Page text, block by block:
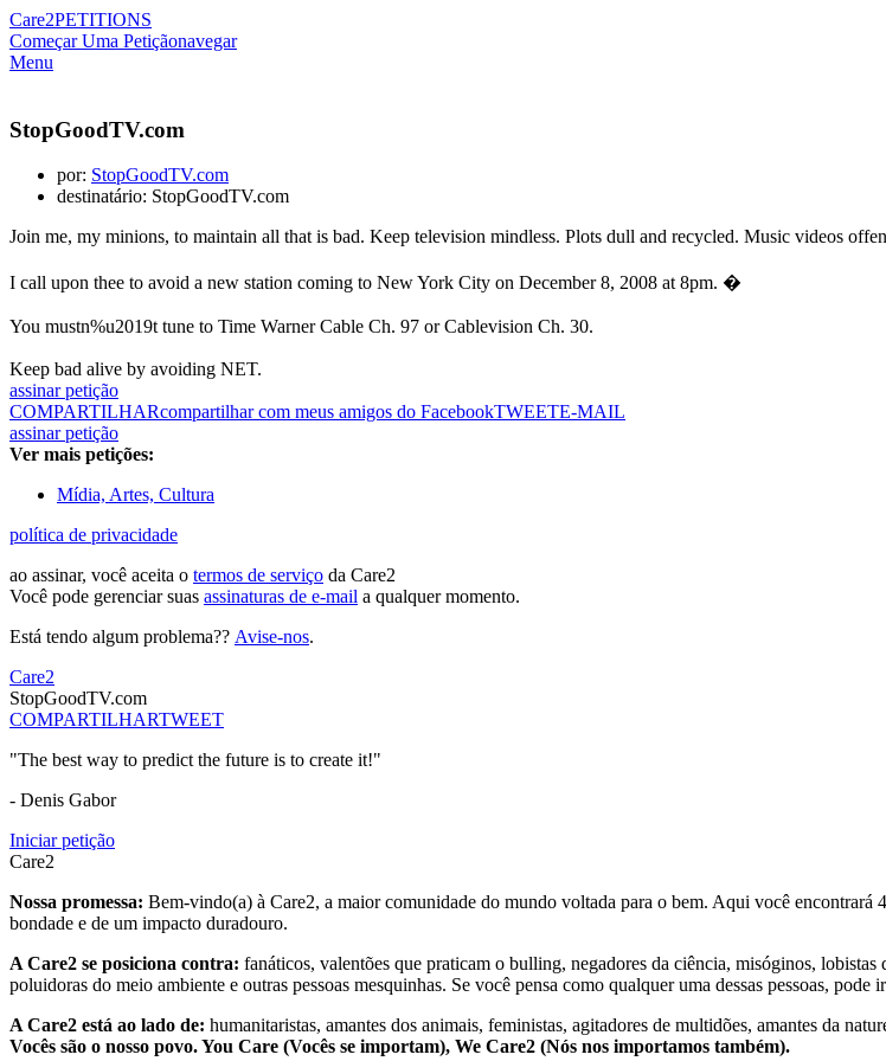
Care2PETITIONS
Começar Uma Petiçãonavegar
Menu
StopGoodTV.com
por: StopGoodTV.com
destinatário: StopGoodTV.com
Join me, my minions, to maintain all that is bad. Keep television mindless. Plots dull and recycled. Music videos
I call upon thee to avoid a new station coming to New York City on December 8, 2008 at 8pm. �
You mustn%u2019t tune to Time Warner Cable Ch. 97 or Cablevision Ch. 30.
Keep bad alive by avoiding NET.
assinar petição
COMPARTILHARcompartilhar com meus amigos do FacebookTWEETE-MAIL
assinar petição
Ver mais petições:
Mídia, Artes, Cultura
política de privacidade
ao assinar, você aceita o termos de serviço da Care2
Você pode gerenciar suas assinaturas de e-mail a qualquer momento.
Está tendo algum problema?? Avise-nos.
Care2
StopGoodTV.com
COMPARTILHARTWEET
"The best way to predict the future is to create it!"
- Denis Gabor
Iniciar petição
Care2
Nossa promessa: Bem-vindo(a) à Care2, a maior comunidade do mundo voltada para o bem. Aqui você
bondade e de um impacto duradouro.
A Care2 se posiciona contra: fanáticos, valentões que praticam o bulling, negadores da ciência, misóginos,
poluidoras do meio ambiente e outras pessoas mesquinhas. Se você pensa como qualquer uma dessas pessoas, pode
A Care2 está ao lado de: humanitaristas, amantes dos animais, feministas, agitadores de multidões, amantes da
Vocês são o nosso povo. You Care (Vocês se importam), We Care2 (Nós nos importamos também).